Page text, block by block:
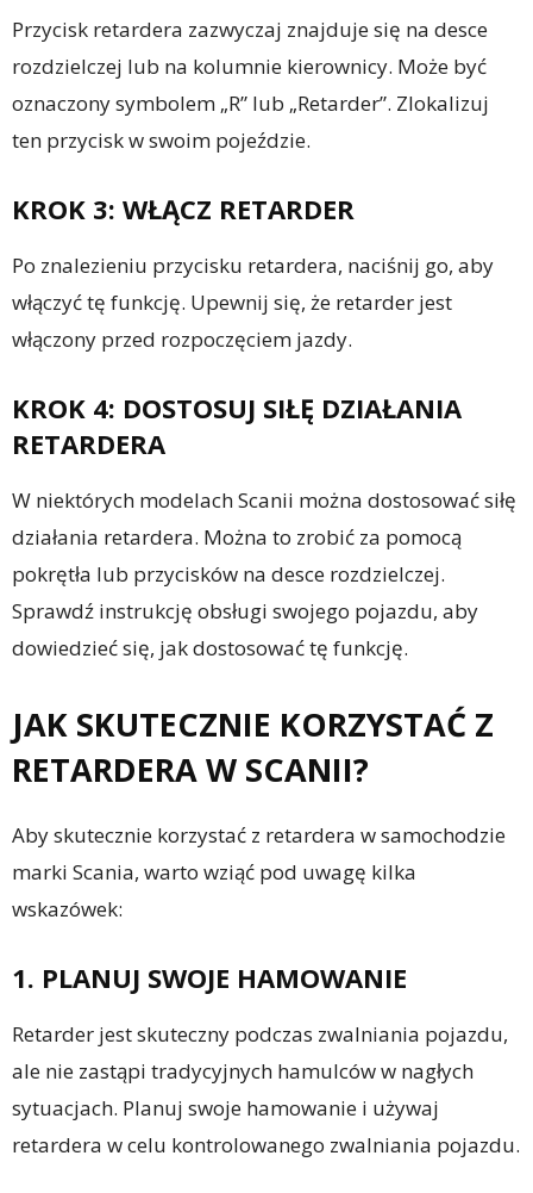
Przycisk retardera zazwyczaj znajduje się na desce
rozdzielczej lub na kolumnie kierownicy. Może być
oznaczony symbolem „R” lub „Retarder”. Zlokalizuj
ten przycisk w swoim pojeździe.
KROK 3: WŁĄCZ RETARDER
Po znalezieniu przycisku retardera, naciśnij go, aby
włączyć tę funkcję. Upewnij się, że retarder jest
włączony przed rozpoczęciem jazdy.
KROK 4: DOSTOSUJ SIŁĘ DZIAŁANIA
RETARDERA
W niektórych modelach Scanii można dostosować siłę
działania retardera. Można to zrobić za pomocą
pokrętła lub przycisków na desce rozdzielczej.
Sprawdź instrukcję obsługi swojego pojazdu, aby
dowiedzieć się, jak dostosować tę funkcję.
JAK SKUTECZNIE KORZYSTAĆ Z
RETARDERA W SCANII?
Aby skutecznie korzystać z retardera w samochodzie
marki Scania, warto wziąć pod uwagę kilka
wskazówek:
1. PLANUJ SWOJE HAMOWANIE
Retarder jest skuteczny podczas zwalniania pojazdu,
ale nie zastąpi tradycyjnych hamulców w nagłych
sytuacjach. Planuj swoje hamowanie i używaj
retardera w celu kontrolowanego zwalniania pojazdu.